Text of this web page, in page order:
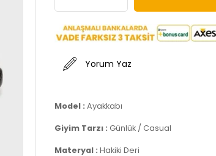
Yorum Yaz
Model : Ayakkabı
Giyim Tarzı : Günlük / Casual
Materyal : Hakiki Deri